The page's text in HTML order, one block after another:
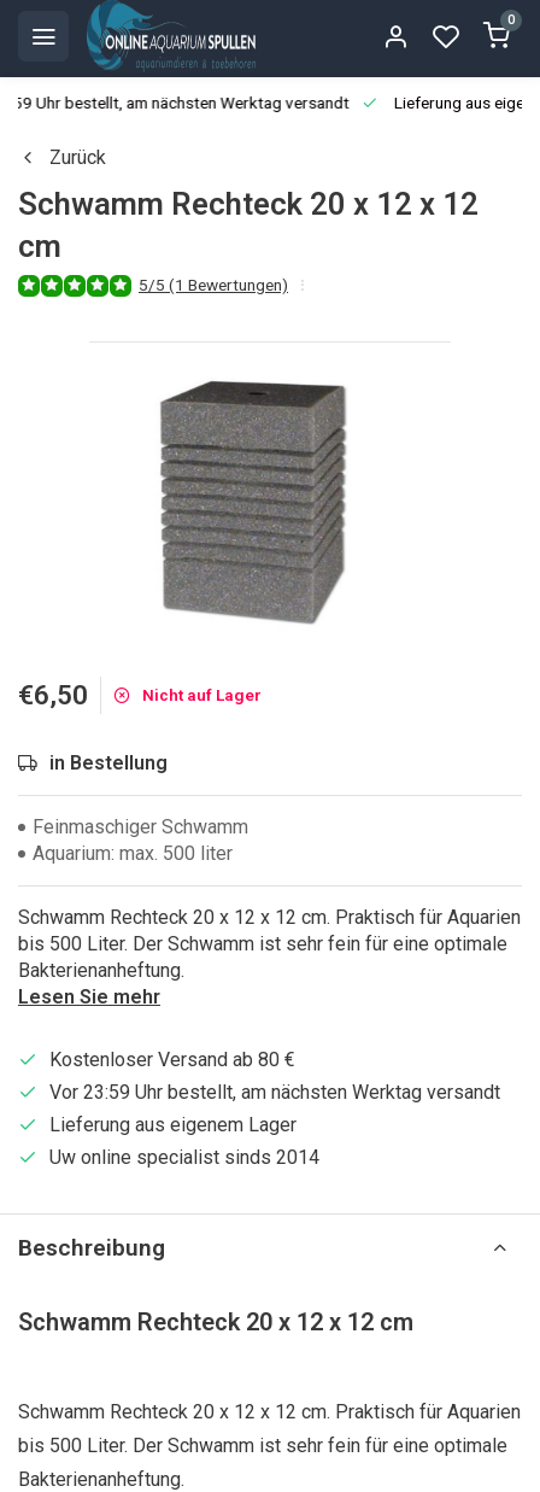
0
Uhr bestellt, am nächsten Werktag versandt Lieferung aus
Zurück
Schwamm Rechteck 20 x 12 x 12
cm
5/5 (1 Bewertungen)
€6,50 Nicht auf Lager
in Bestellung
Feinmaschiger Schwamm
Aquarium: max. 500 liter
Schwamm Rechteck 20 x 12 x 12 cm. Praktisch für Aquarien
bis 500 Liter. Der Schwamm ist sehr fein für eine optimale
Bakterienanheftung.
Lesen Sie mehr
Kostenloser Versand ab 80 €
Vor 23:59 Uhr bestellt, am nächsten Werktag versandt
Lieferung aus eigenem Lager
Uw online specialist sinds 2014
Beschreibung
Schwamm Rechteck 20 x 12 x 12 cm
Schwamm Rechteck 20 x 12 x 12 cm. Praktisch für Aquarien
bis 500 Liter. Der Schwamm ist sehr fein für eine optimale
Bakterienanheftung.